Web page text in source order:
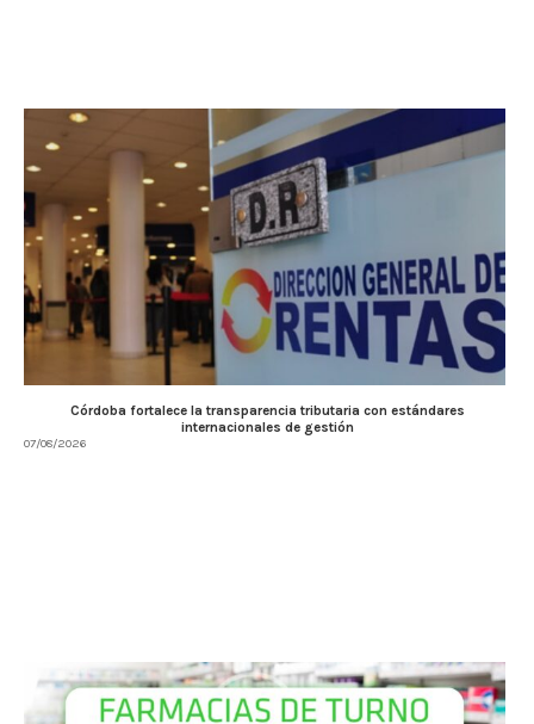
Córdoba fortalece la transparencia tributaria con estándares
internacionales de gestión
07/08/2026